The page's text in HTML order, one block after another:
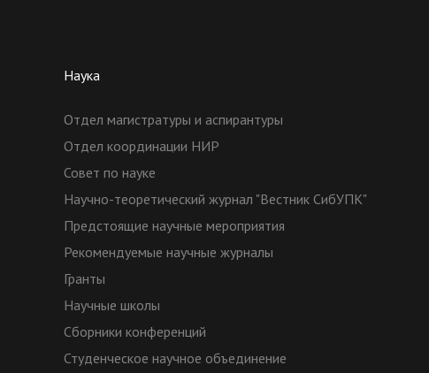
Наука
Отдел магистратуры и аспирантуры
Отдел координации НИР
Совет по науке
Научно-теоретический журнал "Вестник СибУПК"
Предстоящие научные мероприятия
Рекомендуемые научные журналы
Гранты
Научные школы
Сборники конференций
Студенческое научное объединение